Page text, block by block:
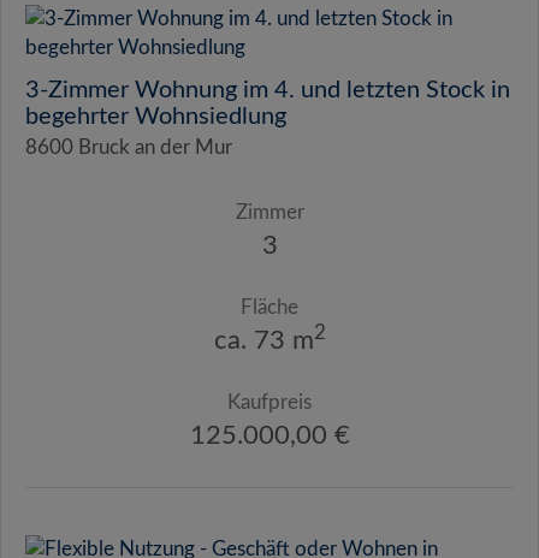
3-Zimmer Wohnung im 4. und letzten Stock in
begehrter Wohnsiedlung
8600 Bruck an der Mur
Zimmer
3
Fläche
ca. 73 m2
Kaufpreis
125.000,00 €